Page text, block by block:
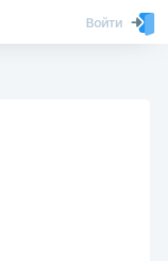
Войти